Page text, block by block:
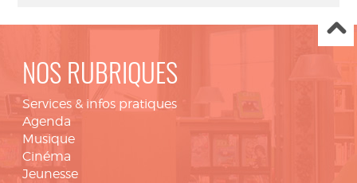
NOS RUBRIQUES
Services & infos pratiques
Agenda
Musique
Cinéma
Jeunesse